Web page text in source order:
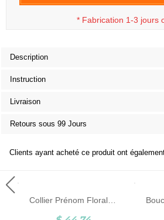
* Fabrication 1-3 jours
Description
Instruction
Livraison
Retours sous 99 Jours
Clients ayant acheté ce produit ont
Collier Prénom Floral Dainty avec Fleur de Naissance